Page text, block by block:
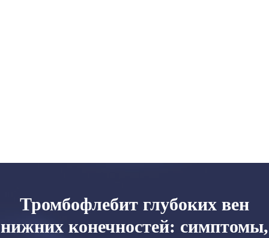
Тромбофлебит глубоких вен
нижних конечностей: симптомы,